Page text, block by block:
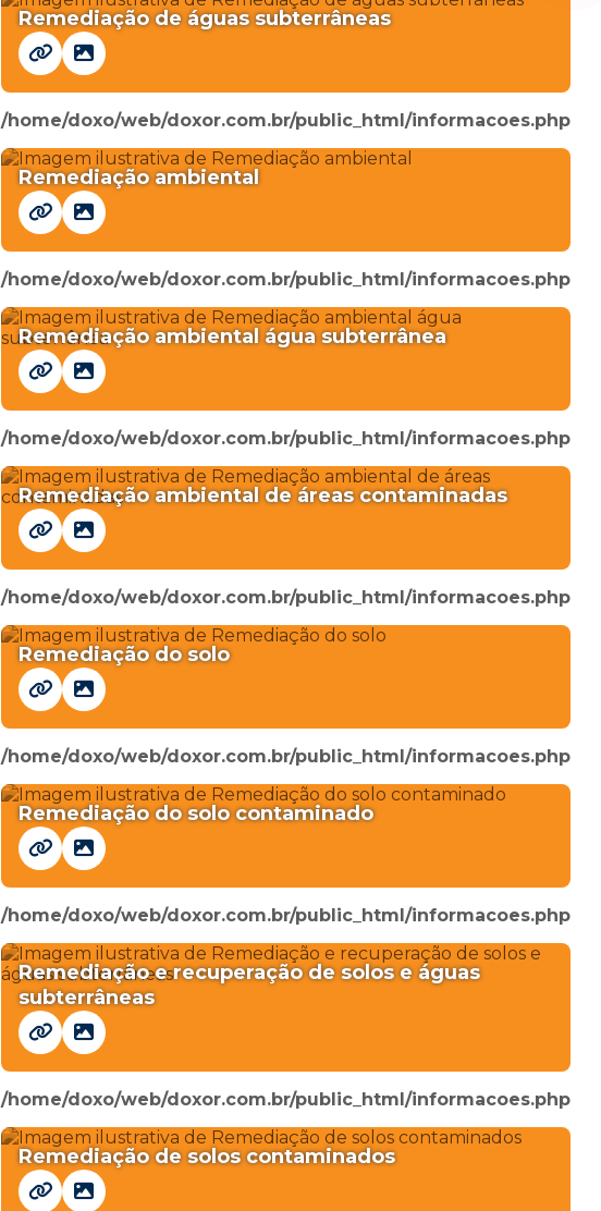
Remediação de águas subterrâneas
/home/doxo/web/doxor.com.br/public_html/informacoes.php
Remediação ambiental
/home/doxo/web/doxor.com.br/public_html/informacoes.php
Remediação ambiental água subterrânea
/home/doxo/web/doxor.com.br/public_html/informacoes.php
Remediação ambiental de áreas contaminadas
/home/doxo/web/doxor.com.br/public_html/informacoes.php
Remediação do solo
/home/doxo/web/doxor.com.br/public_html/informacoes.php
Remediação do solo contaminado
/home/doxo/web/doxor.com.br/public_html/informacoes.php
Remediação e recuperação de solos e águas
subterrâneas
/home/doxo/web/doxor.com.br/public_html/informacoes.php
Remediação de solos contaminados